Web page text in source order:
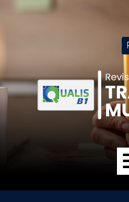
Ir para o menu de
Ir para o conteúdo principal
Ir para o rodapé